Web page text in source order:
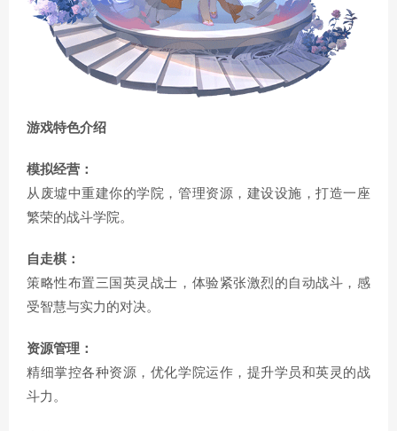
游戏特色介绍
模拟经营：
从废墟中重建你的学院，管理资源，建设设施，打造一座
繁荣的战斗学院。
自走棋：
策略性布置三国英灵战士，体验紧张激烈的自动战斗，感
受智慧与实力的对决。
资源管理：
精细掌控各种资源，优化学院运作，提升学员和英灵的战
斗力。